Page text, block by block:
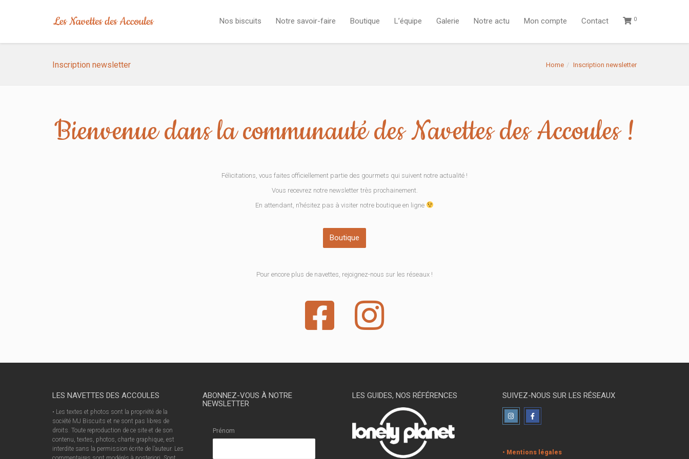
Nos biscuits Notre savoir-faire Boutique L’équipe Galerie Notre actu Mon compte Contact 0
Inscription newsletter Home Inscription newsletter
Bienvenue dans la communauté des Navettes des Accoules !
Félicitations, vous faites officiellement partie des gourmets qui suivent notre actualité !
Vous recevrez notre newsletter très prochainement.
En attendant, n’hésitez pas à visiter notre boutique en ligne
Boutique
Pour encore plus de navettes, rejoignez-nous sur les réseaux !
LES NAVETTES DES ACCOULES
• Les textes et photos sont la propriété de la
société MJ Biscuits et ne sont pas libres de
droits. Toute reproduction de ce site et de son
contenu, textes, photos, charte graphique, est
interdite sans la permission écrite de l’auteur. Les
ABONNEZ-VOUS À NOTRE
NEWSLETTER
Prénom
LES GUIDES, NOS RÉFÉRENCES SUIVEZ-NOUS SUR LES RÉSEAUX
• Mentions légales